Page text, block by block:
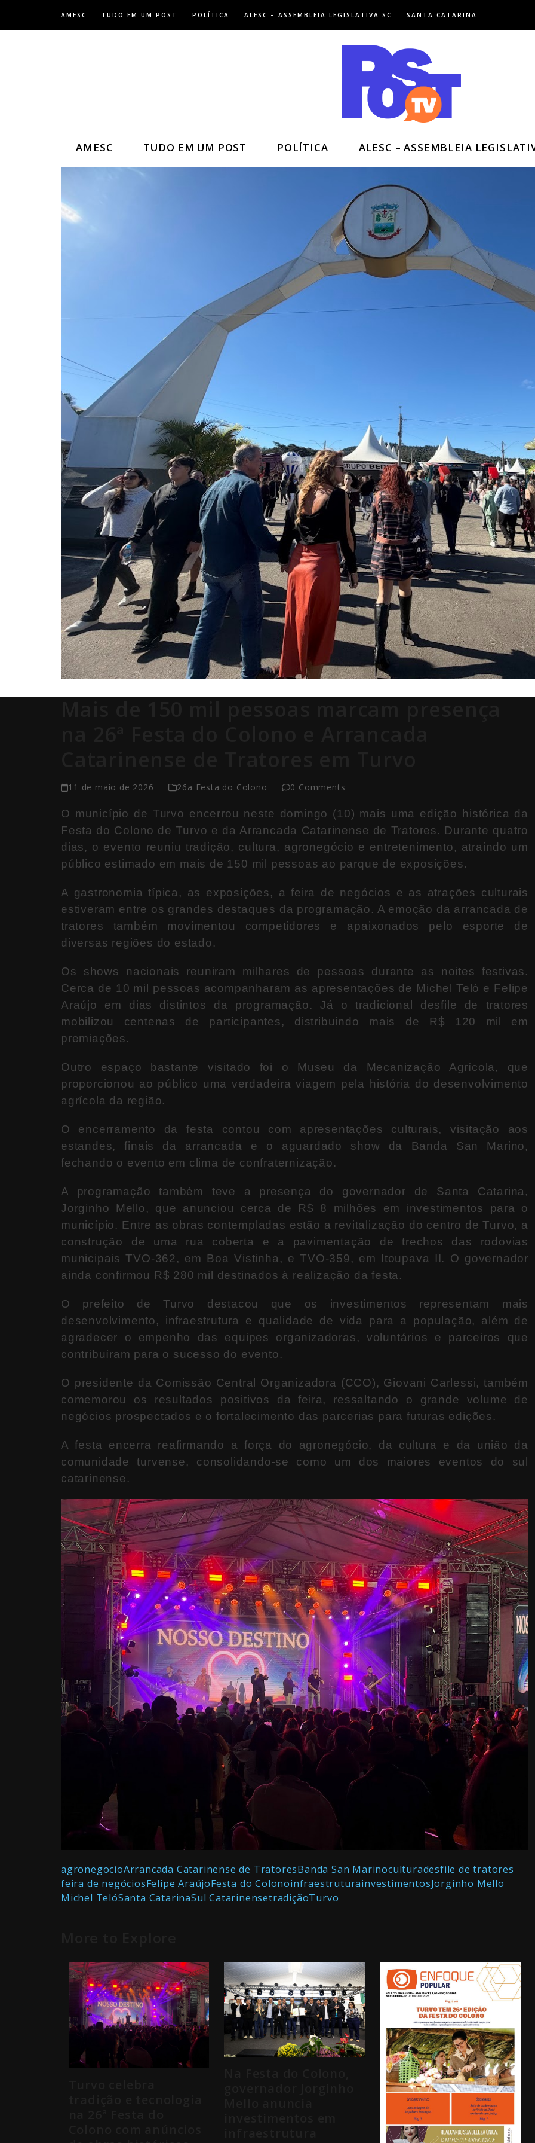
AMESC TUDO EM UM POST POLÍTICA ALESC – ASSEMBLEIA LEGISLATIVA SC SANTA CATARINA
AMESC TUDO EM UM POST POLÍTICA ALESC – ASSEMBLEIA
11 de maio de 2026 26a Festa do Colono 0 Comments
O município de Turvo encerrou neste domingo (10) mais uma edição histórica da
Festa do Colono de Turvo e da Arrancada Catarinense de Tratores. Durante quatro
dias, o evento reuniu tradição, cultura, agronegócio e entretenimento, atraindo um
público estimado em mais de 150 mil pessoas ao parque de exposições.
A gastronomia típica, as exposições, a feira de negócios e as atrações culturais
estiveram entre os grandes destaques da programação. A emoção da arrancada de
tratores também movimentou competidores e apaixonados pelo esporte de
diversas regiões do estado.
Os shows nacionais reuniram milhares de pessoas durante as noites festivas.
Cerca de 10 mil pessoas acompanharam as apresentações de Michel Teló e Felipe
Araújo em dias distintos da programação. Já o tradicional desfile de tratores
mobilizou centenas de participantes, distribuindo mais de R$ 120 mil em
premiações.
Outro espaço bastante visitado foi o Museu da Mecanização Agrícola, que
proporcionou ao público uma verdadeira viagem pela história do desenvolvimento
agrícola da região.
O encerramento da festa contou com apresentações culturais, visitação aos
estandes, finais da arrancada e o aguardado show da
Banda San Marino,
fechando o evento em clima de confraternização.
A programação também teve a presença do governador de Santa Catarina ,
Jorginho Mello, que anunciou cerca de R$ 8 milhões em investimentos para o
município. Entre as obras contempladas estão a revitalização do centro de Turvo, a
construção de uma rua coberta e a pavimentação de trechos das rodovias
municipais TVO-362, em Boa Vistinha, e TVO-359, em Itoupava II. O governador
ainda confirmou R$ 280 mil destinados à realização da festa.
O prefeito de Turvo destacou que os investimentos representam mais
desenvolvimento, infraestrutura e qualidade de vida para a população, além de
agradecer o empenho das equipes organizadoras, voluntários e parceiros que
contribuíram para o sucesso do evento.
O presidente da Comissão Central Organizadora (CCO), Giovani Carlessi, também
comemorou os resultados positivos da feira, ressaltando o grande volume de
negócios prospectados e o fortalecimento das parcerias para futuras edições.
A festa encerra reafirmando a força do agronegócio, da cultura e da união da
comunidade turvense, consolidando-se como um dos maiores eventos do sul
catarinense.
agronegocioArrancada Catarinense de TratoresBanda San Marinoculturadesfile de tratores
feira de negóciosFelipe AraújoFesta do ColonoinfraestruturainvestimentosJorginho Mello
Michel TelóSanta CatarinaSul CatarinensetradiçãoTurvo